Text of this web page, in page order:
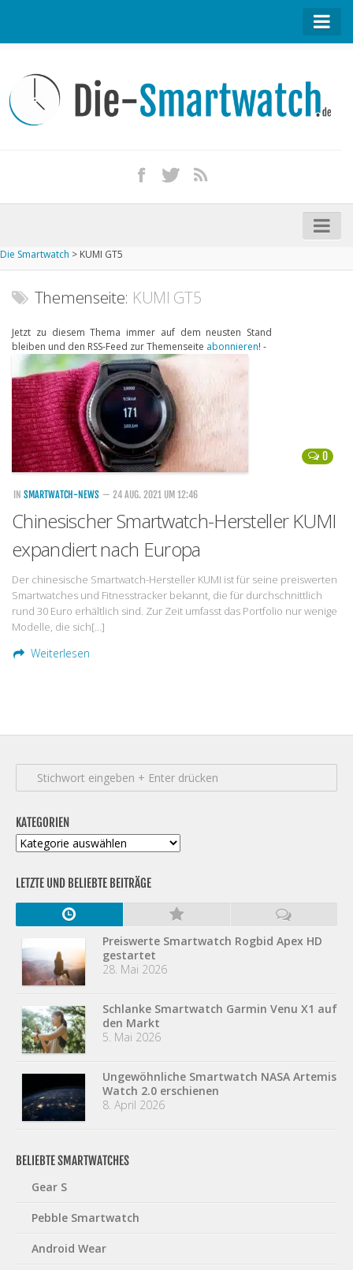
Kontakt / Tipp geben
Impressum
iPhone kaufen
Startseite
Aktuelle Smartwatches im Test
Marken und Modelle
Handytarife
BASE
Smartphonetarife
Datentarife
o2
Smartphonetarife
Prepaid-Tarife
Flatrate-Prepaidtarife
Mobilfunk-Vergleichsrechner
Mobilfunk-Tarifrechner
Die Smartwatch > KUMI GT5
Themenseite: KUMI GT5
Jetzt zu diesem Thema immer auf dem neusten Stand
bleiben und den RSS-Feed zur Themenseite abonnieren! -
0
IN SMARTWATCH-NEWS — 24 AUG. 2021 UM 12:46
Chinesischer Smartwatch-Hersteller KUMI
expandiert nach Europa
Der chinesische Smartwatch-Hersteller KUMI ist für seine preiswerten
Smartwatches und Fitnesstracker bekannt, die für durchschnittlich
rund 30 Euro erhältlich sind. Zur Zeit umfasst das Portfolio nur wenige
Modelle, die sich[…]
Weiterlesen
KATEGORIEN
Kategorien
LETZTE UND BELIEBTE BEITRÄGE
Preiswerte Smartwatch Rogbid Apex HD
gestartet
28. Mai 2026
Schlanke Smartwatch Garmin Venu X1 auf
den Markt
5. Mai 2026
Ungewöhnliche Smartwatch NASA Artemis
Watch 2.0 erschienen
8. April 2026
BELIEBTE SMARTWATCHES
Gear S
Pebble Smartwatch
Android Wear